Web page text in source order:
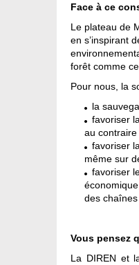
Face à ce
Le plateau de
en s’inspirant
forêt comme
Pour nous, la
la
favoriser
au contraire
favoriser
même sur
favoriser
des
Vous pensez
La DIREN et